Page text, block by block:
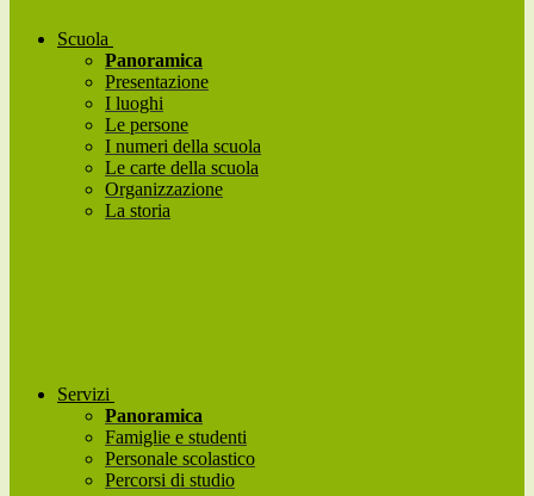
Scuola
Panoramica
Presentazione
I luoghi
Le persone
I numeri della scuola
Le carte della scuola
Organizzazione
La storia
Servizi
Panoramica
Famiglie e studenti
Personale scolastico
Percorsi di studio